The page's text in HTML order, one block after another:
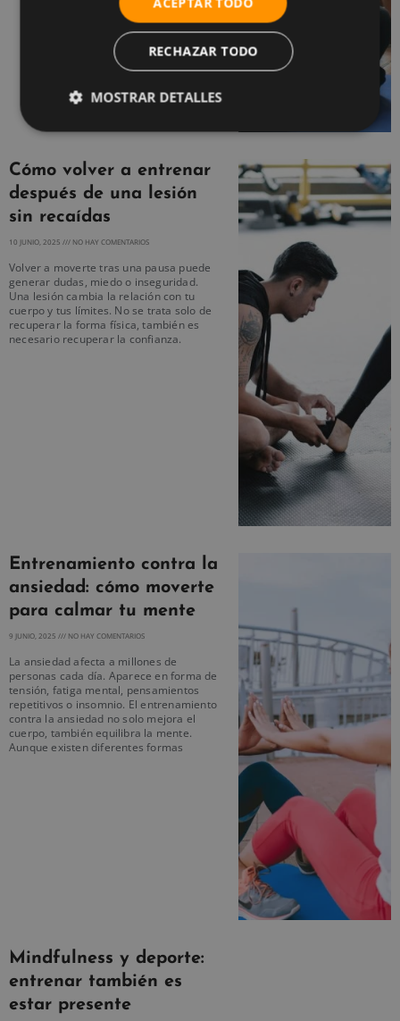
Cómo volver a entrenar
después de una lesión
sin recaídas
10 JUNIO, 2025 NO HAY COMENTARIOS
Volver a moverte tras una pausa puede
generar dudas, miedo o inseguridad.
Una lesión cambia la relación con tu
cuerpo y tus límites. No se trata solo de
recuperar la forma física, también es
necesario recuperar la confianza.
Entrenamiento contra la
ansiedad: cómo moverte
para calmar tu mente
9 JUNIO, 2025 NO HAY COMENTARIOS
La ansiedad afecta a millones de
personas cada día. Aparece en forma de
tensión, fatiga mental, pensamientos
repetitivos o insomnio. El entrenamiento
contra la ansiedad no solo mejora el
cuerpo, también equilibra la mente.
Aunque existen diferentes formas
Mindfulness y deporte:
entrenar también es
estar presente
RECHAZAR TODO
MOSTRAR DETALLES